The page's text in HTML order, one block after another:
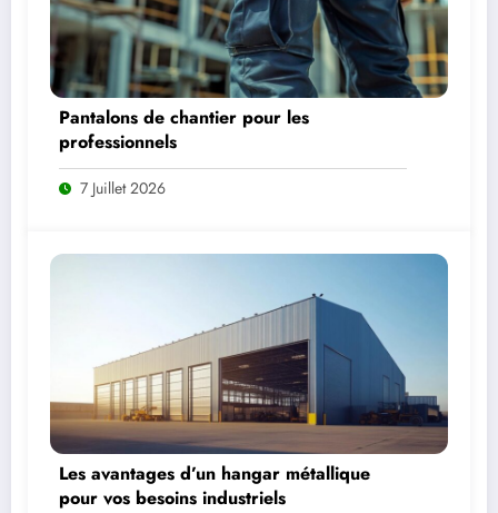
Pantalons de chantier pour les
professionnels
7 Juillet 2026
Les avantages d’un hangar métallique
pour vos besoins industriels